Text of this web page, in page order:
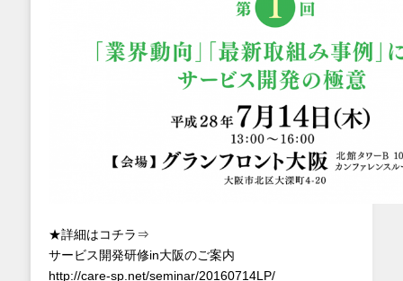
★詳細はコチラ⇒
サービス開発研修in大阪のご案内
http://care-sp.net/seminar/20160714LP/